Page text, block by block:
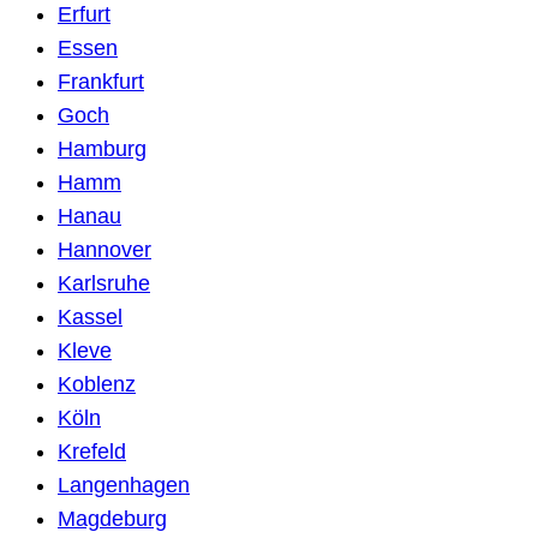
Erfurt
Essen
Frankfurt
Goch
Hamburg
Hamm
Hanau
Hannover
Karlsruhe
Kassel
Kleve
Koblenz
Köln
Krefeld
Langenhagen
Magdeburg